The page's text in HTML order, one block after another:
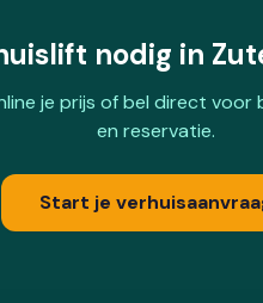
nodig in
je prijs of bel direct voor
en reservatie.
Start je